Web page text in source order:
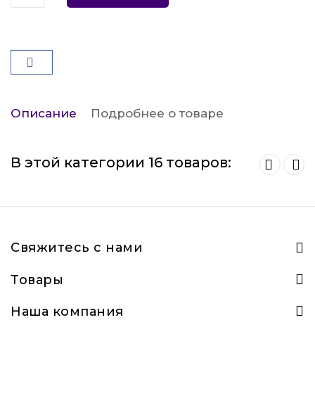
Описание Подробнее о товаре
В этой категории 16 товаров:
Свяжитесь с нами
Товары
Наша компания